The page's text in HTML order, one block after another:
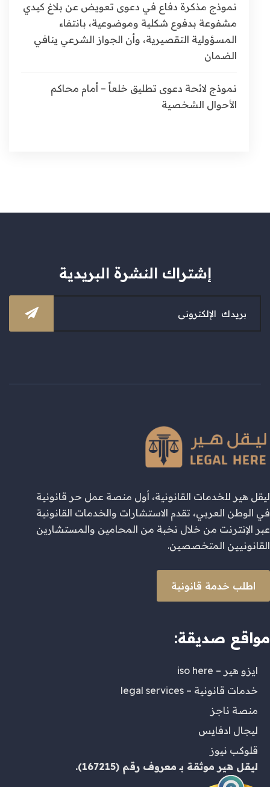
نموذج مذكرة دفاع في دعوى تعويض عن بلاغ كيدي
مشفوعة بدفوع شكلية وموضوعية، بانتفاء
المسؤولية التقصيرية، وأن الجواز الشرعي ينافي
الضمان
نموذج لائحة دعوى تطليق خلعاً – أمام محاكم
الأحوال الشخصية
إشتراك النشرة البريدية
ليقل هير للخدمات القانونية، أول منصة عمل حر قانونية
في الوطن العربي، تقدم الاستشارات والخدمات القانونية
عبر الإنترنت من خلال نخبة من المحامين والمستشارين
القانونيين المتخصصين.
اطلب خدمة قانونية
مواقع صديقة:
ايزو هير – iso here
خدمات قانونية – legal services
منصة ناجز
ليجال ادفايس
قلوكب نيوز
ليقل هير موثقة بـ معروف رقم (167215).